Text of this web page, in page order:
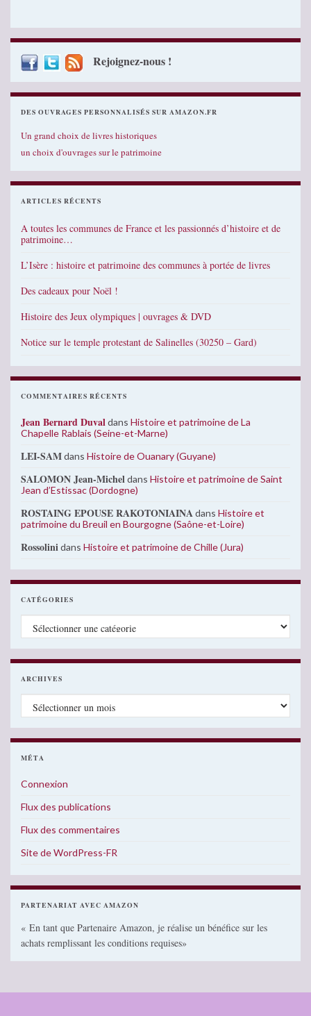
Rejoignez-nous !
DES OUVRAGES PERSONNALISÉS SUR AMAZON.FR
Un grand choix de livres historiques
un choix d'ouvrages sur le patrimoine
ARTICLES RÉCENTS
A toutes les communes de France et les passionnés d’histoire et de
patrimoine…
L’Isère : histoire et patrimoine des communes à portée de livres
Des cadeaux pour Noël !
Histoire des Jeux olympiques | ouvrages & DVD
Notice sur le temple protestant de Salinelles (30250 – Gard)
COMMENTAIRES RÉCENTS
Jean Bernard Duvaldans Histoire et patrimoine de La
Chapelle Rablais (Seine-et-Marne)
LEI-SAMdans Histoire de Ouanary (Guyane)
SALOMON Jean-Micheldans Histoire et patrimoine de Saint
Jean d’Estissac (Dordogne)
ROSTAING EPOUSE RAKOTONIAINAdans Histoire et
patrimoine du Breuil en Bourgogne (Saône-et-Loire)
Rossolinidans Histoire et patrimoine de Chille (Jura)
CATÉGORIES
Catégories
ARCHIVES
Archives
MÉTA
Connexion
Flux des publications
Flux des commentaires
Site de WordPress-FR
PARTENARIAT AVEC AMAZON
« En tant que Partenaire Amazon, je réalise un bénéfice sur les
achats remplissant les conditions requises»